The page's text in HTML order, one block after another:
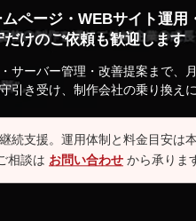
ページ・WEBサイト運用
だけのご依頼も歓迎します
サーバー管理・改善提案まで、
引き受け、制作会社の乗り換え
続支援。運用体制と料金目安は
相談は お問い合わせ から承りま